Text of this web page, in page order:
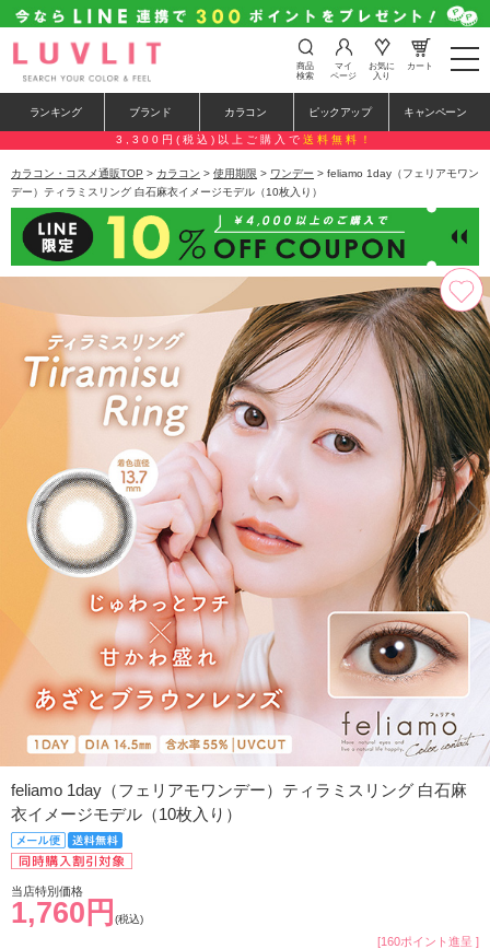
t
o
e
n
a
a
i
o
n
商品
検索
マイ
ページ
お気に
入り
カート
ランキング ブランド カラコン ピックアップ キャンペーン
3,300円(税込)以上ご購入で 送料無料！
カラコン・コスメ通販TOP > カラコン > 使用期限 > ワンデー > feliamo 1day（フェリアモワン
デー）ティラミスリング 白石麻衣イメージモデル（10枚入り）
feliamo 1day（フェリアモワンデー）ティラミスリング 白石麻
衣イメージモデル（10枚入り）
当店特別価格
1,760円 (税込)
[160ポイント進呈 ]